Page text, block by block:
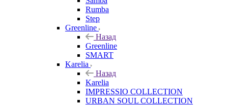
Rumba
Step
Greenline
Назад
Greenline
SMART
Karelia
Назад
Karelia
IMPRESSIO COLLECTION
URBAN SOUL COLLECTION